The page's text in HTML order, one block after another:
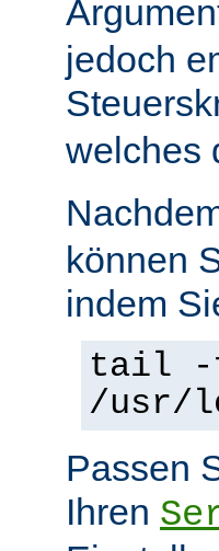
jedoch
welches
können
indem
tail
/usr/
Passen
Ihren